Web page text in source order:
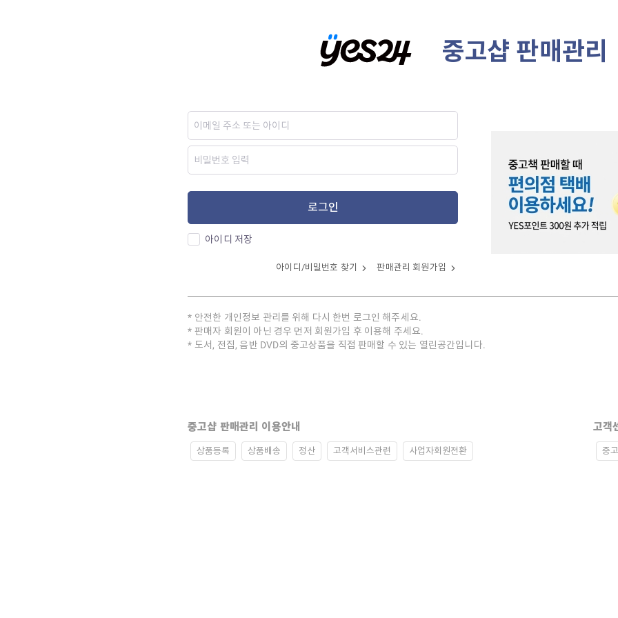
중고샵 판매관리
로그인
아이디 저장
아이디/비밀번호 찾기 판매관리 회원가입
안전한 개인정보 관리를 위해 다시 한번 로그인 해주세요.
판매자 회원이 아닌 경우 먼저 회원가입 후 이용해 주세요.
도서, 전집, 음반 DVD의 중고상품을 직접 판매할 수 있는 열린공간입니다.
중고샵 판매관리 이용안내
상품등록 상품배송 정산 고객서비스관련 사업자회원전환
고객
중